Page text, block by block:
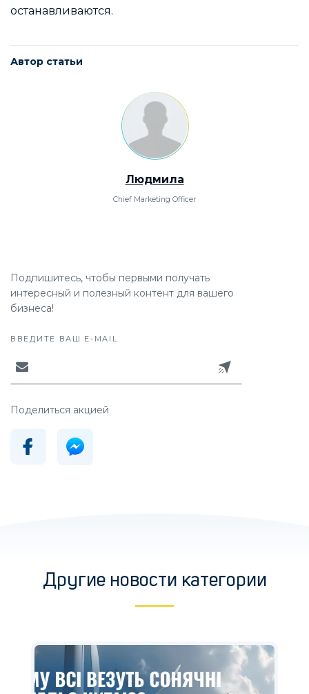
останавливаются.
Автор статьи
Людмила
Chief Marketing Officer
Подпишитесь, чтобы первыми получать
интересный и полезный контент для вашего
бизнеса!
ВВЕДИТЕ ВАШ E-MAIL
Поделиться акцией
Другие новости категории